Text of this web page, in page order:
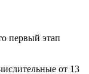
первый этап
от 13